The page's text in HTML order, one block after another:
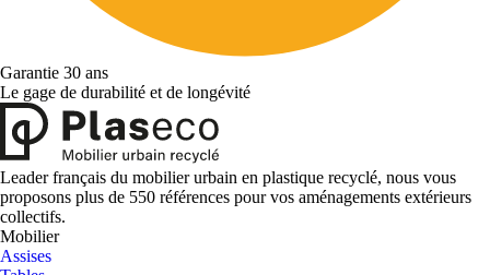
Garantie 30 ans
Le gage de durabilité et de longévité
Leader français du mobilier urbain en plastique recyclé, nous vous
proposons plus de 550 références pour vos aménagements extérieurs
collectifs.
Mobilier
Assises